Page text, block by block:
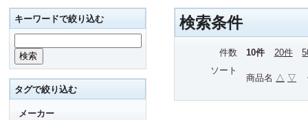
検索条件
件数 10件 20件
ソート
商品名 △ ▽
キーワードで絞り込む
タグで絞り込む
メーカー